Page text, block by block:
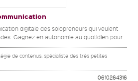
digitale des solopreneurs qui veulent
Gagnez en autonomie au quotidien pour...
de contenus, spécialiste des très petites
0610264316